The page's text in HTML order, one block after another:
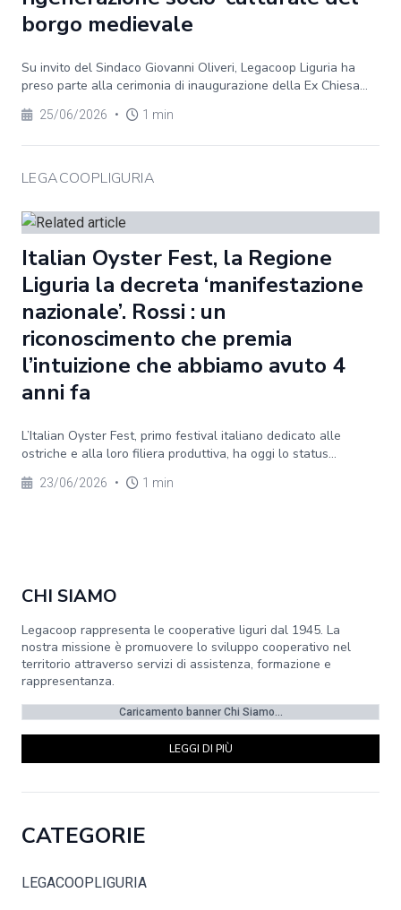
borgo medievale
Su invito del Sindaco Giovanni Oliveri, Legacoop Liguria ha
preso parte alla cerimonia di inaugurazione della Ex Chiesa...
25/06/2026 • 1 min
LEGACOOPLIGURIA
Italian Oyster Fest, la Regione
Liguria la decreta ‘manifestazione
nazionale’. Rossi : un
riconoscimento che premia
l’intuizione che abbiamo avuto 4
anni fa
L’Italian Oyster Fest, primo festival italiano dedicato alle
ostriche e alla loro filiera produttiva, ha oggi lo status...
23/06/2026 • 1 min
CHI SIAMO
Legacoop rappresenta le cooperative liguri dal 1945. La
nostra missione è promuovere lo sviluppo cooperativo nel
territorio attraverso servizi di assistenza, formazione e
rappresentanza.
Caricamento banner Chi Siamo...
LEGGI DI PIÙ
CATEGORIE
LEGACOOPLIGURIA